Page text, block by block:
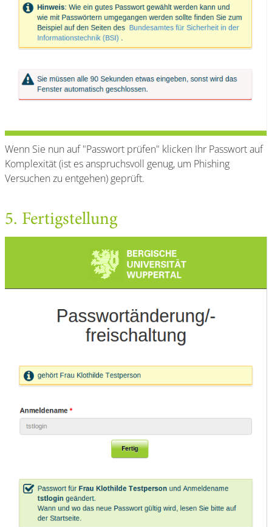
Wenn Sie nun auf "Passwort prüfen" klicken Ihr Passwort auf
Komplexität (ist es anspruchsvoll genug, um Phishing
Versuchen zu entgehen) geprüft.
5. Fertigstellung